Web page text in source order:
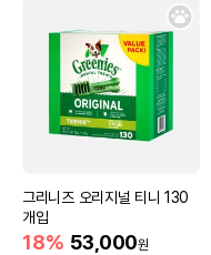
그리니즈 오리지널 티니 130
개입
18% 53,000원